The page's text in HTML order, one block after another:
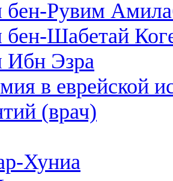
бен-Рувим
бен-Шабетай
Ибн Эзра
в еврейской
(врач)
Хуниа